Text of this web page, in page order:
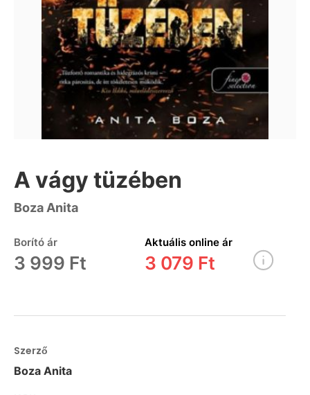
A vágy tüzében
Boza Anita
Borító ár
3 999 Ft
Aktuális online ár
3 079 Ft
Szerző
Boza Anita